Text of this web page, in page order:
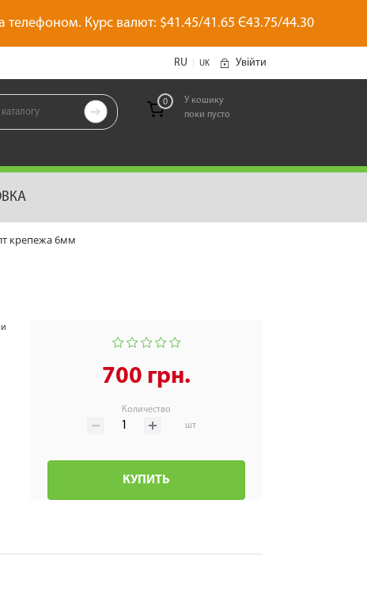
телефоном. Курс валют: $41.45/41.65 Є43.75/44.30
RU UK Увійти

0
позиций
У кошику
поки пусто
крепежа 6мм
700 грн.
Количество
шт
КУПИТЬ